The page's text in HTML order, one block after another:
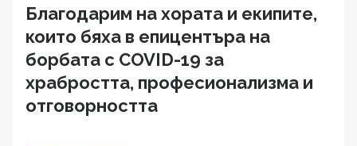
Благодарим на хората и екипите,
които бяха в епицентъра на
борбата с COVID-19 за
храбростта, професионализма и
отговорността